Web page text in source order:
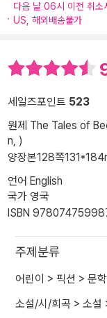
다음 날 06시 이전 취소
US, 해외배송불가
세일즈포인트 523
원제 The Tales of
n, )
양장본128쪽
언어 English
국가 영국
ISBN
주제분류
어린이 > 픽션 > 문학
소설/시/희곡 > 소설